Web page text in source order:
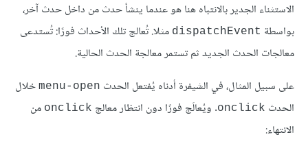
الاستثناء الجدير بالانتباه هنا هو عندما ينشأ حدث من داخل حدث آخر،
بواسطة dispatchEvent مثلا. تُعالج تلك الأحداث فورًا: تُستدعى
معالجات الحدث الجديد ثم تستمر معالجة الحدث الحالية.
على سبيل المثال، في الشيفرة أدناه يُفتعل الحدث menu-open خلال
الحدث onclick. ويُعالَج فورًا دون انتظار معالج onclick من
الانتهاء: